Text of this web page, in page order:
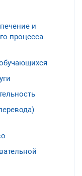
и
процесса.